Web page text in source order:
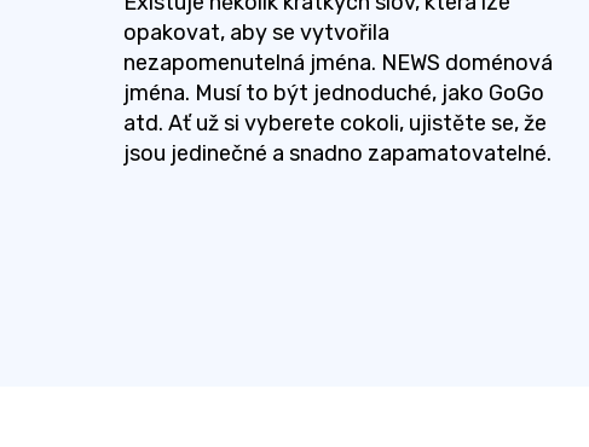
opakovat, aby se vytvořila
nezapomenutelná jména. NEWS doménová
jména. Musí to být jednoduché, jako GoGo
atd. Ať už si vyberete cokoli, ujistěte se, že
jsou jedinečné a snadno zapamatovatelné.